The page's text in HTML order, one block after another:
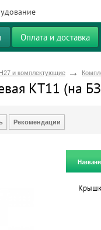
Оплата и доставка
и комплектующие
КТ11 (на
Рекомендации